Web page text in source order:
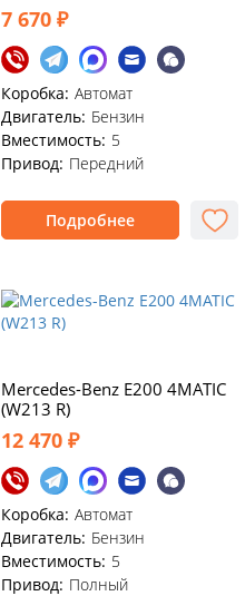
7 670 ₽
Коробка: Автомат
Двигатель: Бензин
Вместимость: 5
Привод: Передний
Подробнее
Mercedes-Benz E200 4MATIC
(W213 R)
12 470 ₽
Коробка: Автомат
Двигатель: Бензин
Вместимость: 5
Привод: Полный